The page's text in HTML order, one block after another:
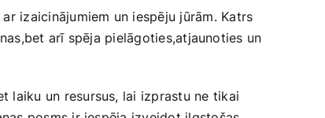
izaicinājumiem un iespēju jūrām. Katrs
arī spēja pielāgoties,atjaunoties un
laiku un resursus, lai izprastu ne tikai‌